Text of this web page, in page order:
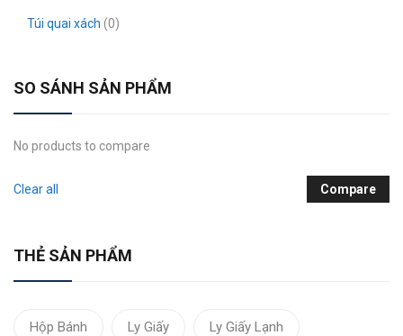
Túi quai xách (0)
SO SÁNH SẢN PHẨM
No products to compare
Clear all Compare
THẺ SẢN PHẨM
Hộp Bánh Ly Giấy Ly Giấy Lạnh